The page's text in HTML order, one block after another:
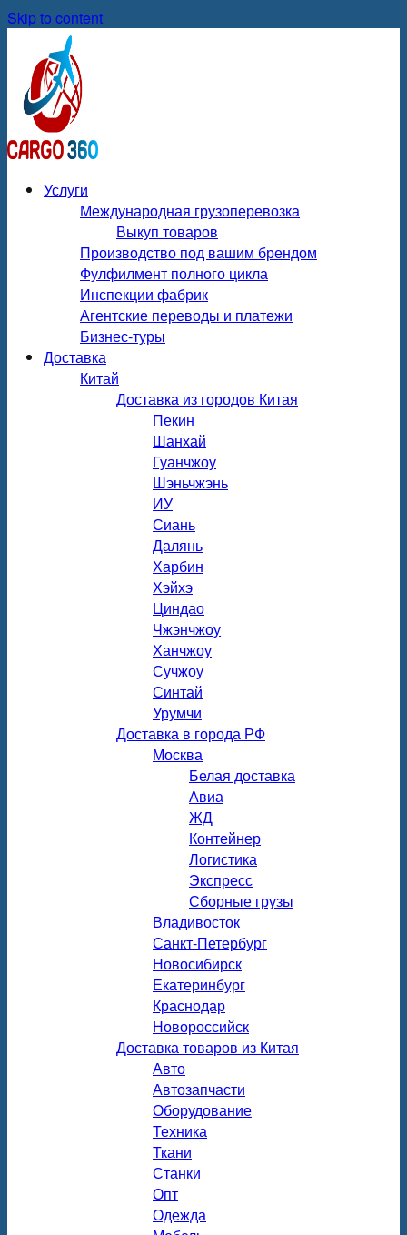
Skip to content
Услуги
Международная грузоперевозка
Выкуп товаров
Производство под вашим брендом
Фулфилмент полного цикла
Инспекции фабрик
Агентские переводы и платежи
Бизнес-туры
Доставка
Китай
Доставка из городов Китая
Пекин
Шанхай
Гуанчжоу
Шэньчжэнь
ИУ
Сиань
Далянь
Харбин
Хэйхэ
Циндао
Чжэнчжоу
Ханчжоу
Сучжоу
Синтай
Урумчи
Доставка в города РФ
Москва
Белая доставка
Авиа
ЖД
Контейнер
Логистика
Экспресс
Сборные грузы
Владивосток
Санкт-Петербург
Новосибирск
Екатеринбург
Краснодар
Новороссийск
Доставка товаров из Китая
Авто
Автозапчасти
Оборудование
Техника
Ткани
Станки
Опт
Одежда